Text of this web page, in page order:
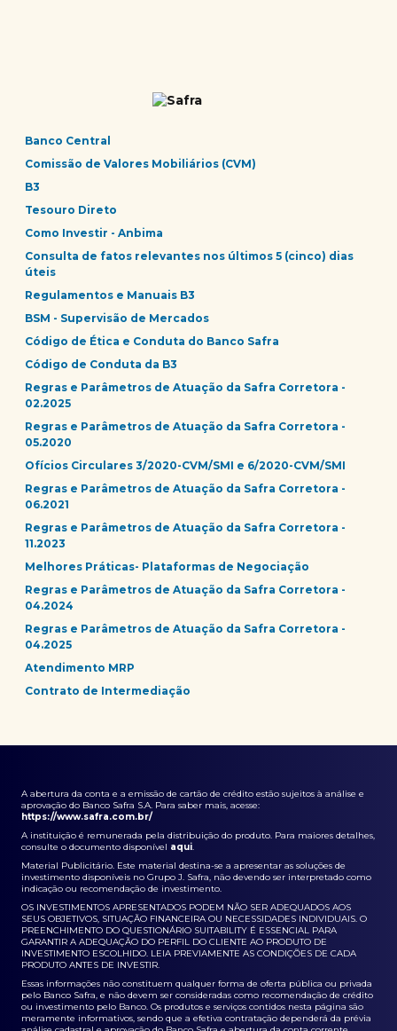
Banco Central
Comissão de Valores Mobiliários (CVM)
B3
Tesouro Direto
Como Investir - Anbima
Consulta de fatos relevantes nos últimos 5 (cinco) dias
úteis
Regulamentos e Manuais B3
BSM - Supervisão de Mercados
Código de Ética e Conduta do Banco Safra
Código de Conduta da B3
Regras e Parâmetros de Atuação da Safra Corretora -
02.2025
Regras e Parâmetros de Atuação da Safra Corretora -
05.2020
Ofícios Circulares 3/2020-CVM/SMI e 6/2020-CVM/SMI
Regras e Parâmetros de Atuação da Safra Corretora -
06.2021
Regras e Parâmetros de Atuação da Safra Corretora -
11.2023
Melhores Práticas- Plataformas de Negociação
Regras e Parâmetros de Atuação da Safra Corretora -
04.2024
Regras e Parâmetros de Atuação da Safra Corretora -
04.2025
Atendimento MRP
Contrato de Intermediação
A abertura da conta e a emissão de cartão de crédito estão sujeitos à análise e
aprovação do Banco Safra S.A. Para saber mais, acesse:
https://www.safra.com.br/
A instituição é remunerada pela distribuição do produto. Para maiores detalhes,
consulte o documento disponível aqui.
Material Publicitário. Este material destina-se a apresentar as soluções de
investimento disponíveis no Grupo J. Safra, não devendo ser interpretado como
indicação ou recomendação de investimento.
OS INVESTIMENTOS APRESENTADOS PODEM NÃO SER ADEQUADOS AOS
SEUS OBJETIVOS, SITUAÇÃO FINANCEIRA OU NECESSIDADES INDIVIDUAIS. O
PREENCHIMENTO DO QUESTIONÁRIO SUITABILITY É ESSENCIAL PARA
GARANTIR A ADEQUAÇÃO DO PERFIL DO CLIENTE AO PRODUTO DE
INVESTIMENTO ESCOLHIDO. LEIA PREVIAMENTE AS CONDIÇÕES DE CADA
PRODUTO ANTES DE INVESTIR.
Essas informações não constituem qualquer forma de oferta pública ou privada
pelo Banco Safra, e não devem ser consideradas como recomendação de crédito
ou investimento pelo Banco. Os produtos e serviços contidos nesta página são
meramente informativos, sendo que a efetiva contratação dependerá da prévia